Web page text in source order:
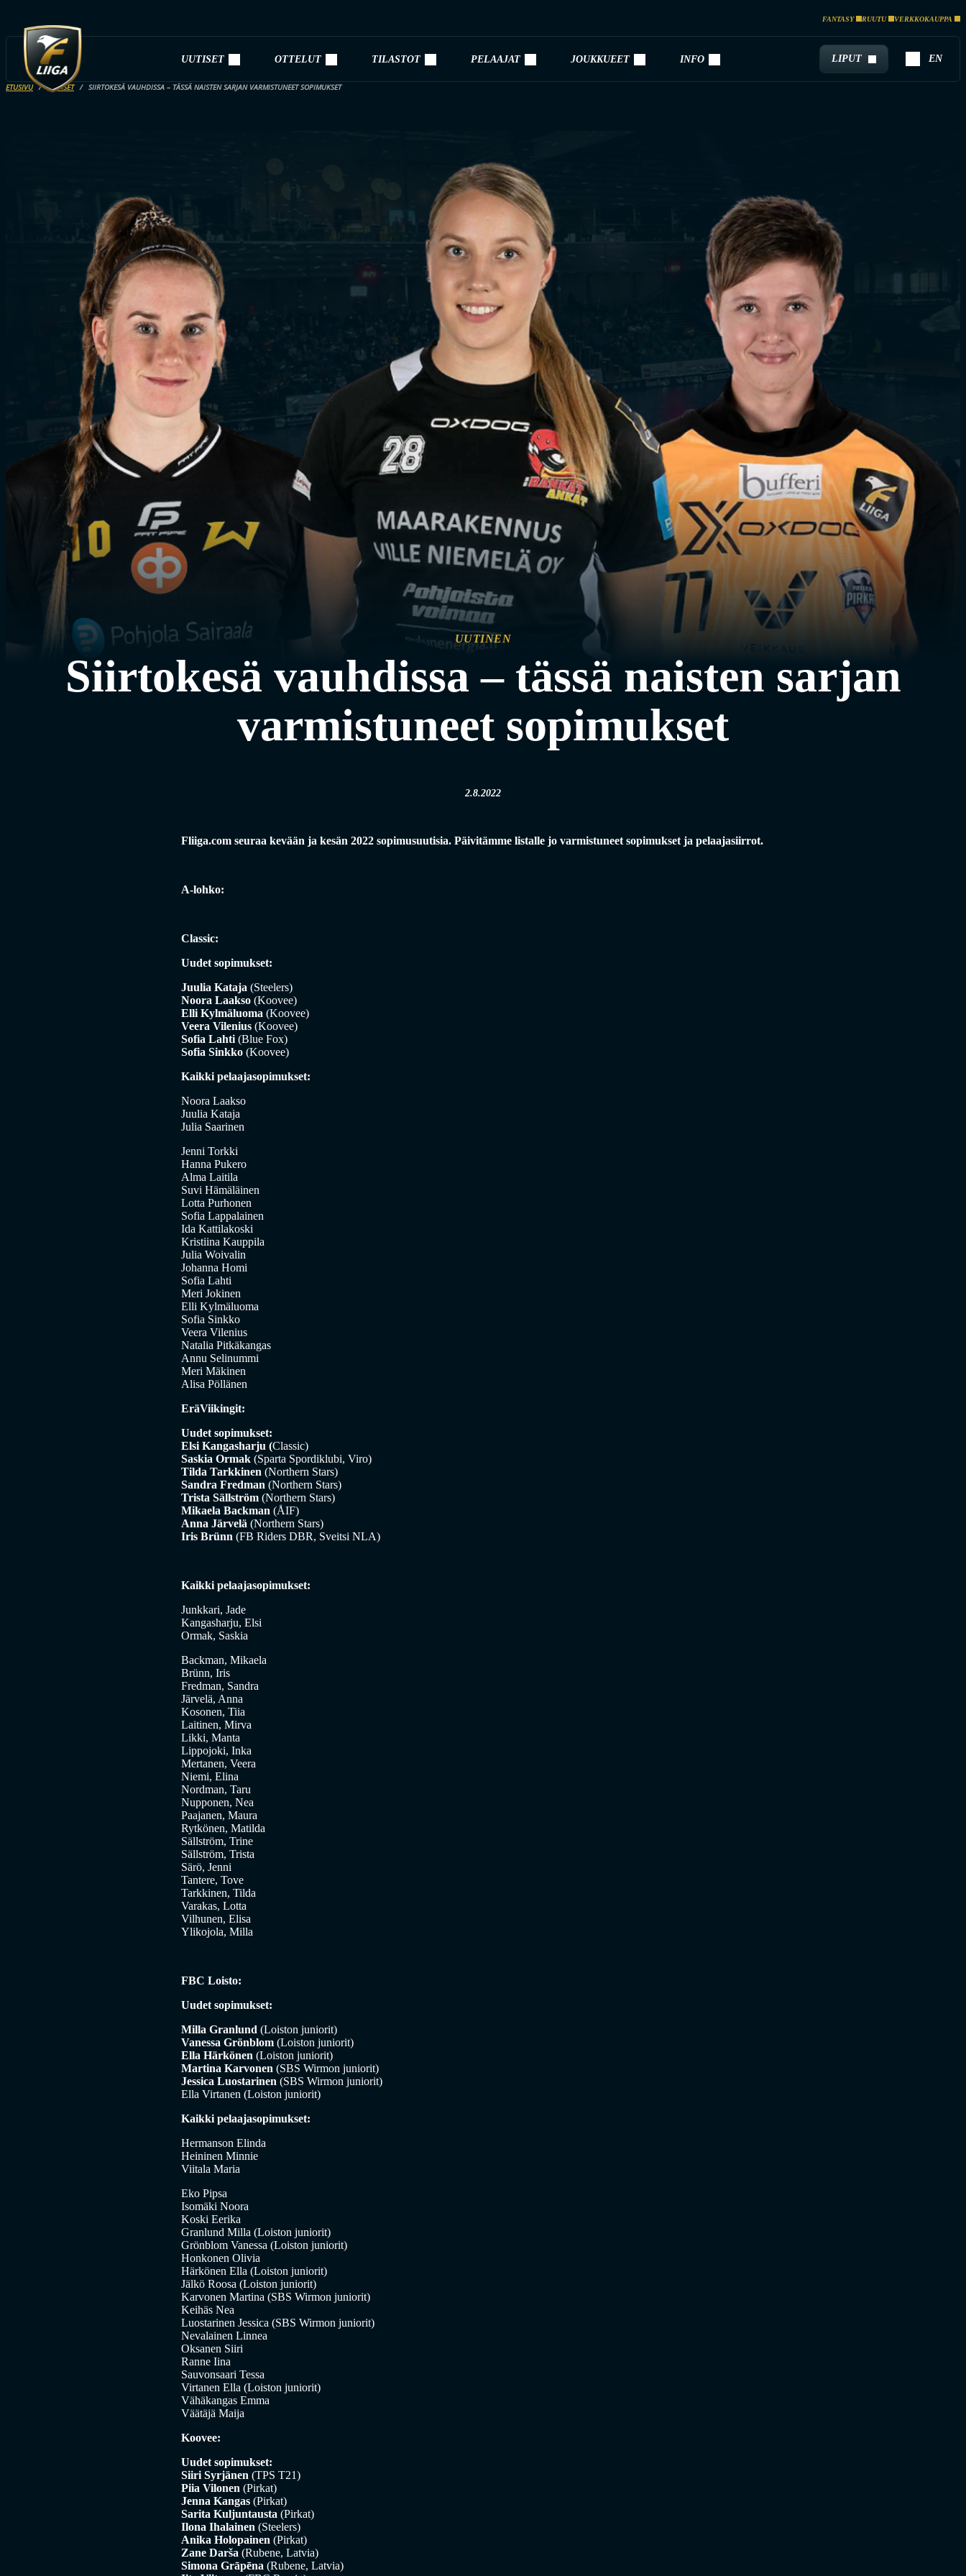
FANTASY RUUTU VERKKOKAUPPA
UUTISET OTTELUT TILASTOT PELAAJAT JOUKKUEET INFO LIPUT EN
ETUSIVU UUTISET SIIRTOKESÄ VAUHDISSA – TÄSSÄ NAISTEN SARJAN VARMISTUNEET SOPIMUKSET
UUTINEN
Siirtokesä vauhdissa – tässä naisten sarjan
varmistuneet sopimukset
2.8.2022
Fliiga.com seuraa kevään ja kesän 2022 sopimusuutisia. Päivitämme listalle jo varmistuneet sopimukset ja pelaajasiirrot.
A-lohko:
Classic:
Uudet sopimukset:
Juulia Kataja (Steelers)
Noora Laakso (Koovee)
Elli Kylmäluoma (Koovee)
Veera Vilenius (Koovee)
Sofia Lahti (Blue Fox)
Sofia Sinkko (Koovee)
Kaikki pelaajasopimukset:
Noora Laakso
Juulia Kataja
Julia Saarinen
Jenni Torkki
Hanna Pukero
Alma Laitila
Suvi Hämäläinen
Lotta Purhonen
Sofia Lappalainen
Ida Kattilakoski
Kristiina Kauppila
Julia Woivalin
Johanna Homi
Sofia Lahti
Meri Jokinen
Elli Kylmäluoma
Sofia Sinkko
Veera Vilenius
Natalia Pitkäkangas
Annu Selinummi
Meri Mäkinen
Alisa Pöllänen
EräViikingit:
Uudet sopimukset:
Elsi Kangasharju (Classic)
Saskia Ormak (Sparta Spordiklubi, Viro)
Tilda Tarkkinen (Northern Stars)
Sandra Fredman (Northern Stars)
Trista Sällström (Northern Stars)
Mikaela Backman (ÅIF)
Anna Järvelä (Northern Stars)
Iris Brünn (FB Riders DBR, Sveitsi NLA)
Kaikki pelaajasopimukset:
Junkkari, Jade
Kangasharju, Elsi
Ormak, Saskia
Backman, Mikaela
Brünn, Iris
Fredman, Sandra
Järvelä, Anna
Kosonen, Tiia
Laitinen, Mirva
Likki, Manta
Lippojoki, Inka
Mertanen, Veera
Niemi, Elina
Nordman, Taru
Nupponen, Nea
Paajanen, Maura
Rytkönen, Matilda
Sällström, Trine
Sällström, Trista
Särö, Jenni
Tantere, Tove
Tarkkinen, Tilda
Varakas, Lotta
Vilhunen, Elisa
Ylikojola, Milla
FBC Loisto:
Uudet sopimukset:
Milla Granlund (Loiston juniorit)
Vanessa Grönblom (Loiston juniorit)
Ella Härkönen (Loiston juniorit)
Martina Karvonen (SBS Wirmon juniorit)
Jessica Luostarinen (SBS Wirmon juniorit)
Ella Virtanen (Loiston juniorit)
Kaikki pelaajasopimukset:
Hermanson Elinda
Heininen Minnie
Viitala Maria
Eko Pipsa
Isomäki Noora
Koski Eerika
Granlund Milla (Loiston juniorit)
Grönblom Vanessa (Loiston juniorit)
Honkonen Olivia
Härkönen Ella (Loiston juniorit)
Jälkö Roosa (Loiston juniorit)
Karvonen Martina (SBS Wirmon juniorit)
Keihäs Nea
Luostarinen Jessica (SBS Wirmon juniorit)
Nevalainen Linnea
Oksanen Siiri
Ranne Iina
Sauvonsaari Tessa
Virtanen Ella (Loiston juniorit)
Vähäkangas Emma
Väätäjä Maija
Koovee:
Uudet sopimukset:
Siiri Syrjänen (TPS T21)
Piia Vilonen (Pirkat)
Jenna Kangas (Pirkat)
Sarita Kuljuntausta (Pirkat)
Ilona Ihalainen (Steelers)
Anika Holopainen (Pirkat)
Zane Darša (Rubene, Latvia)
Simona Grāpēna (Rubene, Latvia)